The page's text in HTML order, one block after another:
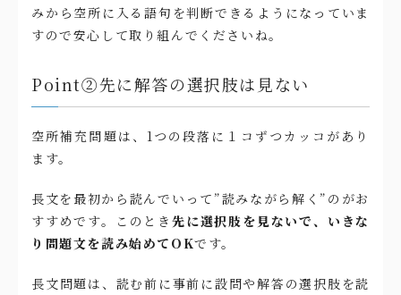
みから空所に入る語句を判断できるようになっていま
すので安心して取り組んでくださいね。
Point②先に解答の選択肢は見ない
空所補充問題は、1つの段落に１コずつカッコがあり
ます。
長文を最初から読んでいって”読みながら解く”のがお
すすめです。このとき 先に選択肢を見ないで、いきな
り問題文を読み始めてOKです。
長文問題は、読む前に事前に設問や解答の選択肢を読